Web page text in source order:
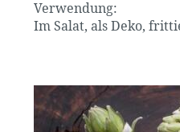
Verwendung:
Im Salat, als Deko,